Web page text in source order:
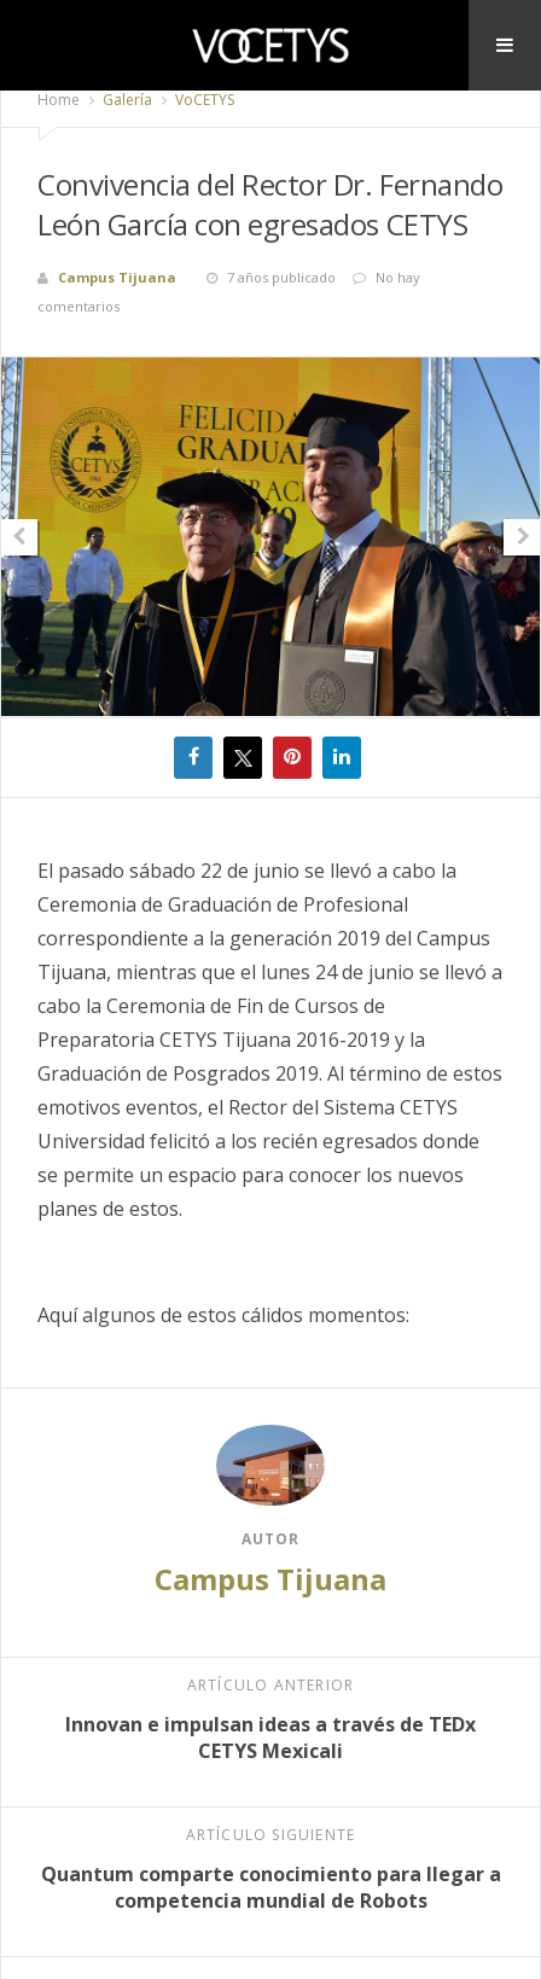
Home Galería VoCETYS
Convivencia del Rector Dr. Fernando
León García con egresados CETYS
Campus Tijuana 7 años publicado
No hay
comentarios
El pasado sábado 22 de junio se llevó a cabo la
Ceremonia de Graduación de Profesional
correspondiente a la generación 2019 del Campus
Tijuana, mientras que el lunes 24 de junio se llevó a
cabo la Ceremonia de Fin de Cursos de
Preparatoria CETYS Tijuana 2016-2019 y la
Graduación de Posgrados 2019. Al término de estos
emotivos eventos, el Rector del Sistema CETYS
Universidad felicitó a los recién egresados donde
se permite un espacio para conocer los nuevos
planes de estos.
Aquí algunos de estos cálidos momentos:
AUTOR
Campus Tijuana
ARTÍCULO ANTERIOR
Innovan e impulsan ideas a través de TEDx
CETYS Mexicali
ARTÍCULO SIGUIENTE
Quantum comparte conocimiento para llegar a
competencia mundial de Robots